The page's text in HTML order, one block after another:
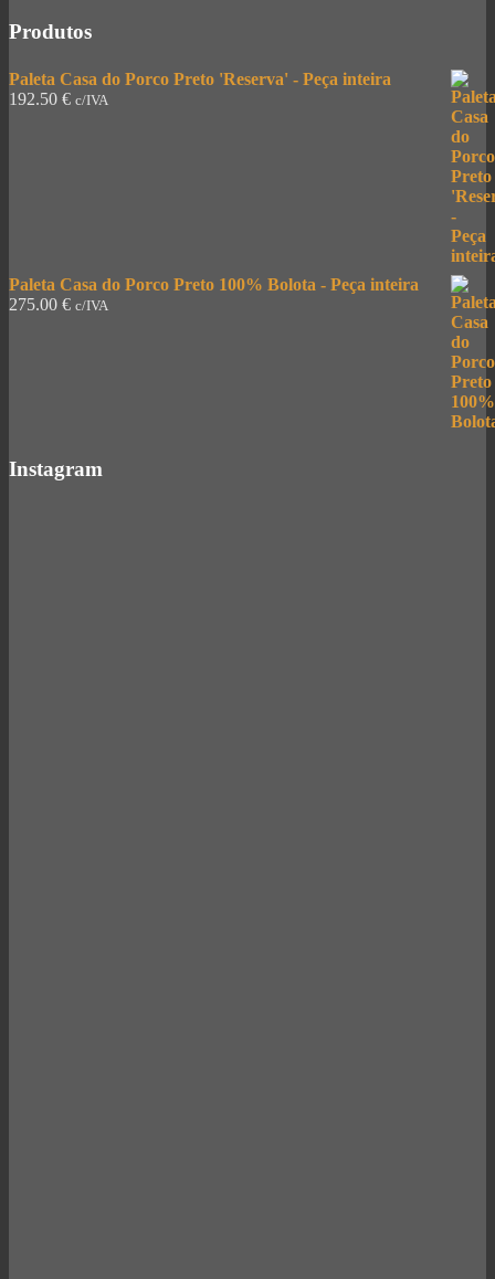
Produtos
Paleta Casa do Porco Preto 'Reserva' - Peça inteira
192.50 € c/IVA
Paleta Casa do Porco Preto 100% Bolota - Peça inteira
275.00 € c/IVA
Instagram